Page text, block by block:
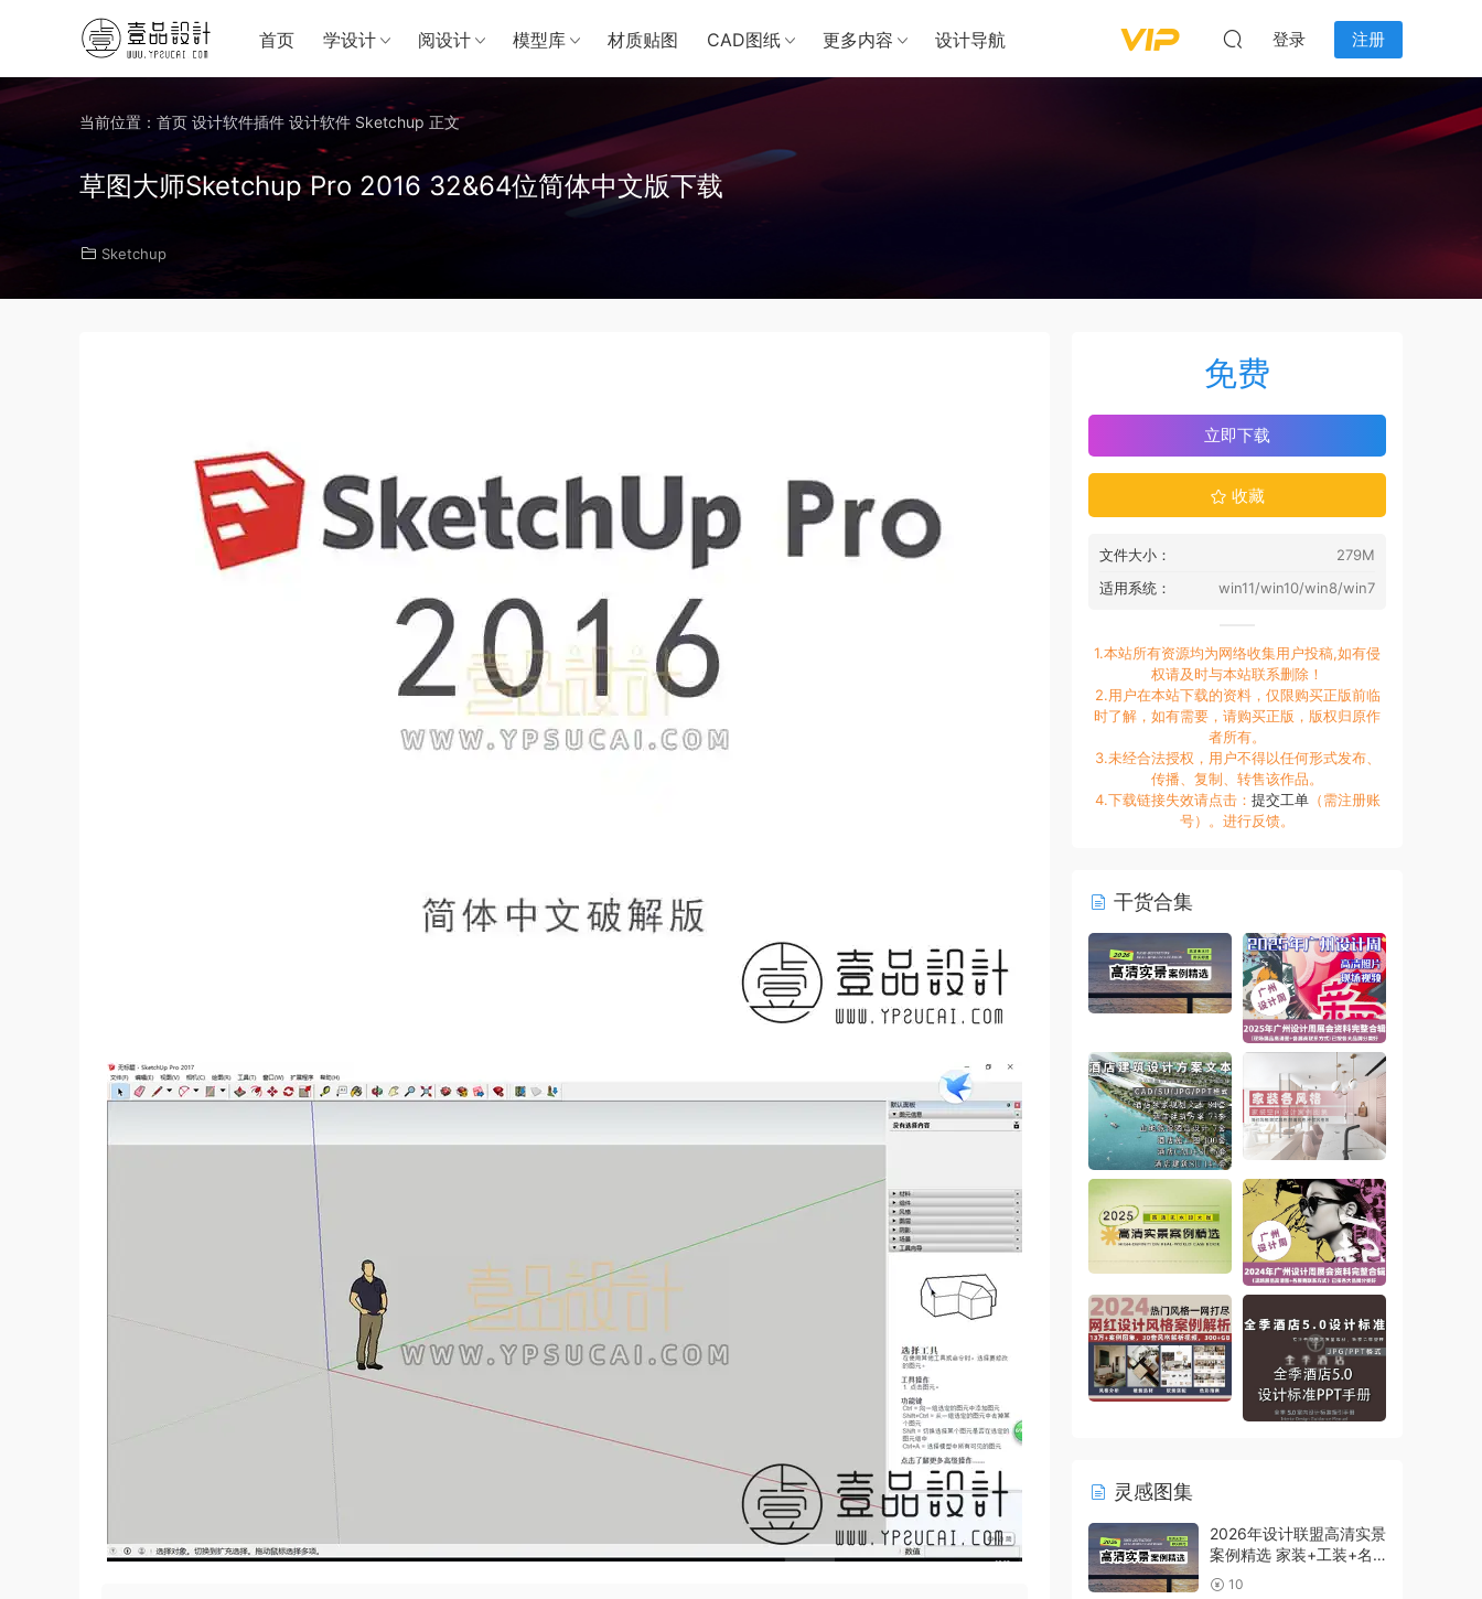
首页 学设计 阅设计 模型库 材质贴图 CAD图纸 更多内容 设计导航 登录 注册
当前位置： 首页 设计软件插件 设计软件 Sketchup 正文
草图大师Sketchup Pro 2016 32&64位简体中文版下载
Sketchup
免费
立即下载
收藏
文件大小：
279M
适用系统：
win11/win10/win8/win7
1.本站所有资源均为网络收集用户投稿,如有侵
权请及时与本站联系删除！
2.用户在本站下载的资料，仅限购买正版前临
时了解，如有需要，请购买正版，版权归原作
者所有。
3.未经合法授权，用户不得以任何形式发布、
传播、复制、转售该作品。
4.下载链接失效请点击： 提交工单（需注册账
号）。进行反馈。
干货合集
灵感图集
2026年设计联盟高清实景
案例精选 家装+工装+名
师及赠送
10